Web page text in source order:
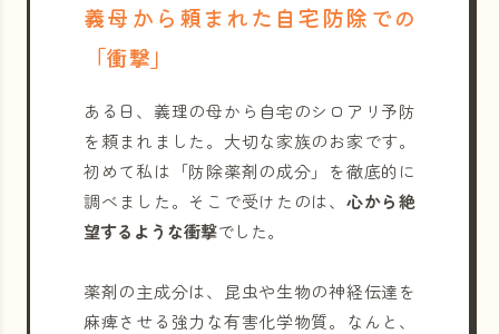
義母から頼まれた自宅防除での
「衝撃」
ある日、義理の母から自宅のシロアリ予防
を頼まれました。大切な家族のお家です。
初めて私は「防除薬剤の成分」を徹底的に
調べました。そこで受けたのは、 心から絶
望するような衝撃でした。
薬剤の主成分は、昆虫や生物の神経伝達を
麻痺させる強力な有害化学物質。なんと、